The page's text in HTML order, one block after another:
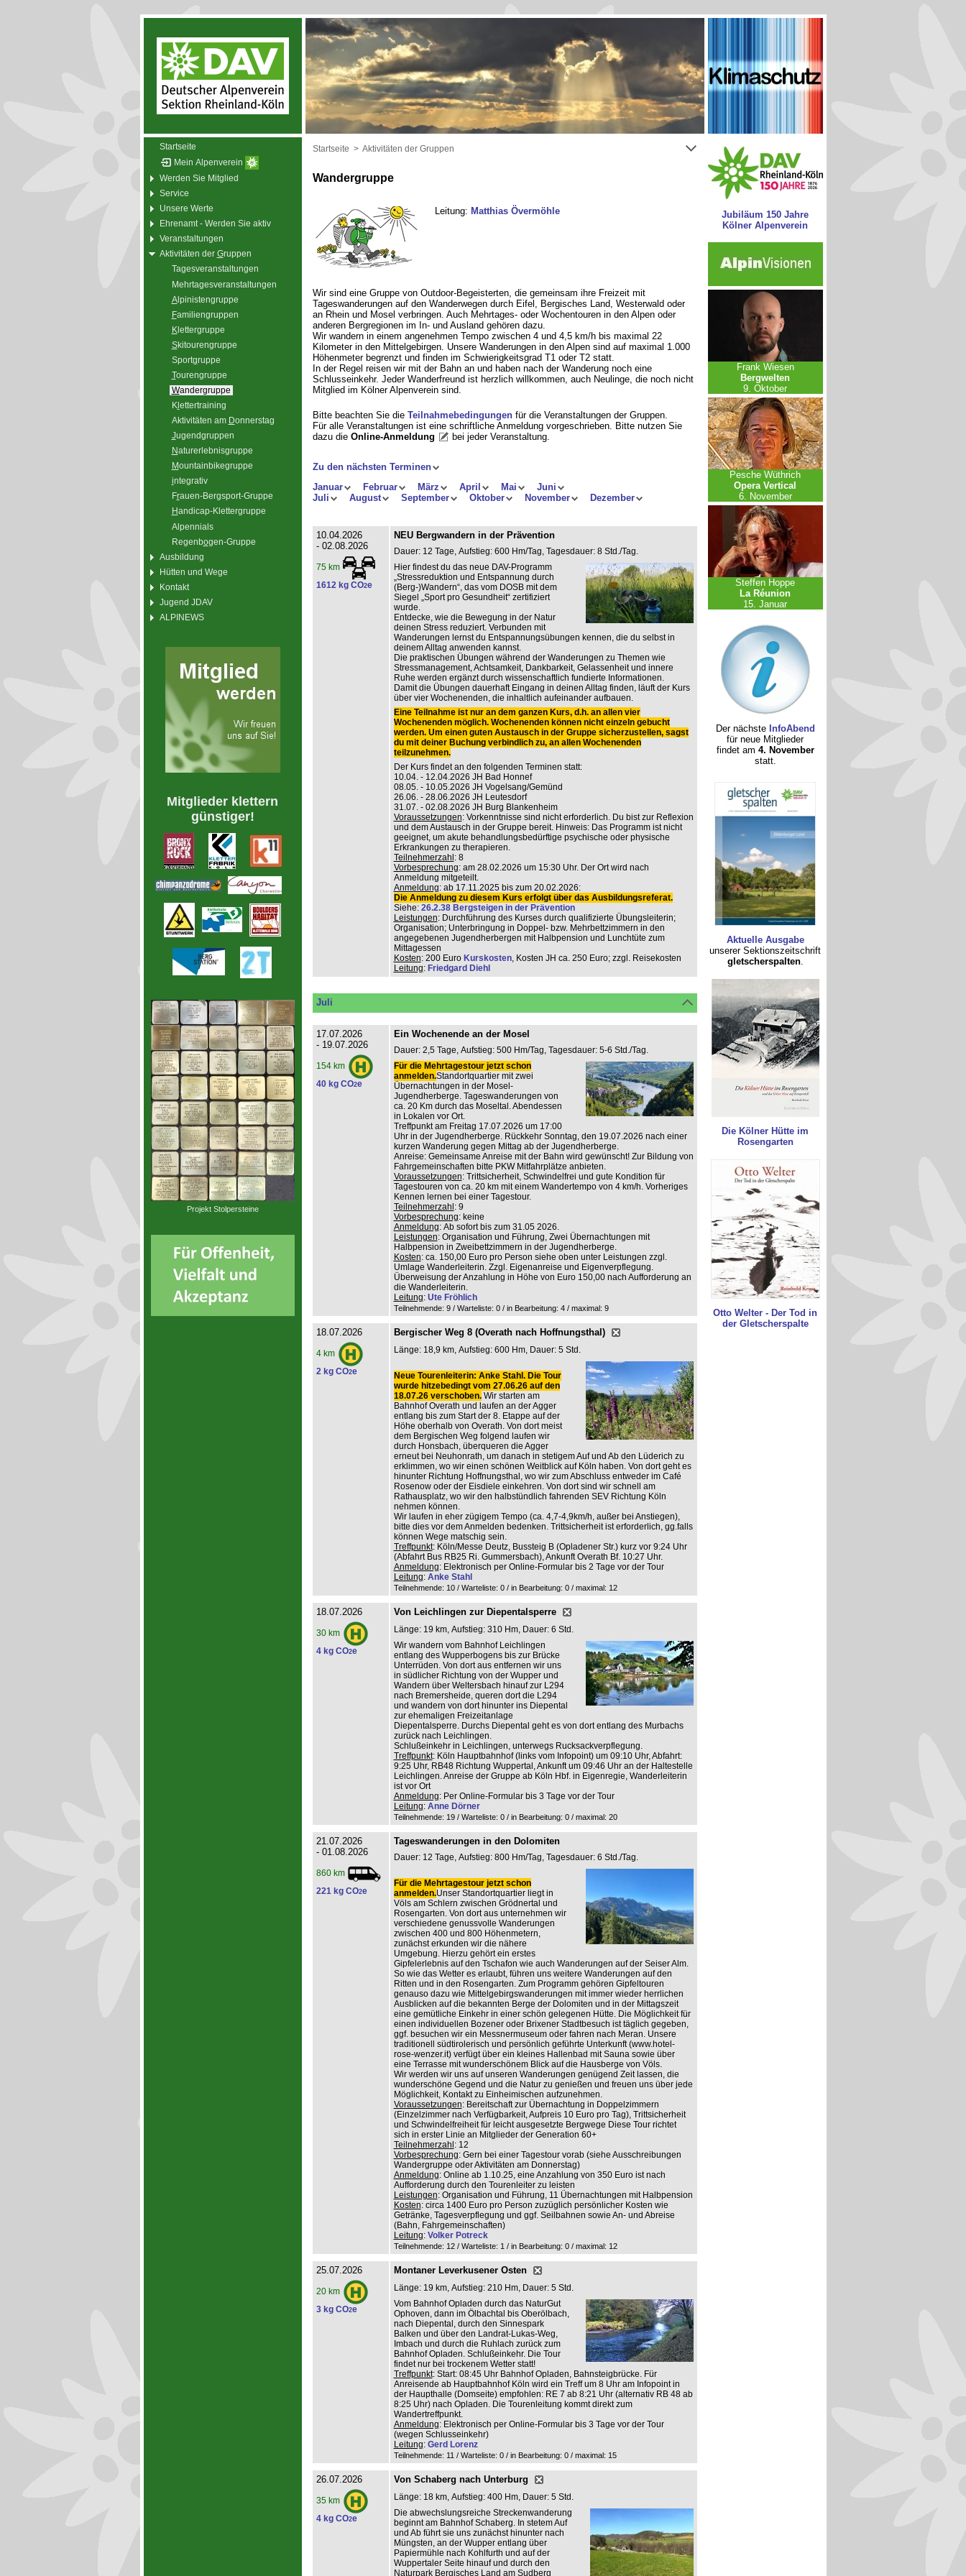
Startseite
Mein Alpenverein
Werden Sie Mitglied
Service
Unsere Werte
Ehrenamt - Werden Sie aktiv
Veranstaltungen
Aktivitäten der Gruppen
Tagesveranstaltungen
Mehrtagesveranstaltungen
Alpinistengruppe
Familiengruppen
Klettergruppe
Skitourengruppe
Sportgruppe
Tourengruppe
Wandergruppe
Kl ettertraining
Aktivitäten am Donnerstag
Jugendgruppen
Naturerlebnisgruppe
Mountainbikegruppe
integrativ
Frauen-Bergsport-Gruppe
Handicap-Klettergruppe
Alpennials
Regenbogen-Gruppe
Ausbildung
Hütten und Wege
Kontakt
Jugend JDAV
ALPINEWS
Mitglieder klettern
günstiger!
Projekt Stolpersteine
Startseite > Aktivitäten der Gruppen
Wandergruppe
Leitung: Matthias Övermöhle
Wir sind eine Gruppe von Outdoor-Begeisterten, die gemeinsam ihre Freizeit mit
Tageswanderungen auf den Wanderwegen durch Eifel, Bergisches Land, Westerwald oder
an Rhein und Mosel verbringen. Auch Mehrtages- oder Wochentouren in den Alpen oder
anderen Bergregionen im In- und Ausland gehören dazu.
Wir wandern in einem angenehmen Tempo zwischen 4 und 4,5 km/h bis maximal 22
Kilometer in den Mittelgebirgen. Unsere Wanderungen in den Alpen sind auf maximal 1.000
Höhenmeter begrenzt und finden im Schwierigkeitsgrad T1 oder T2 statt.
In der Regel reisen wir mit der Bahn an und haben nach der Wanderung noch eine
Schlusseinkehr. Jeder Wanderfreund ist herzlich willkommen, auch Neulinge, die noch nicht
Mitglied im Kölner Alpenverein sind.
Bitte beachten Sie die Teilnahmebedingungenfür die Veranstaltungen der Gruppen.
Für alle Veranstaltungen ist eine schriftliche Anmeldung vorgeschrieben. Bitte nutzen Sie
dazu die Online-Anmeldung bei jeder Veranstaltung.
Zu den nächsten Terminen
Januar
Februar März April Mai
Juni
Juli
August September Oktober November Dezember
10.04.2026
- 02.08.2026
75 km
1612 kg CO2e
NEU Bergwandern in der Prävention
Dauer: 12 Tage, Aufstieg: 600 Hm/Tag, Tagesdauer: 8 Std./Tag.
Hier findest du das neue DAV-Programm
„Stressreduktion und Entspannung durch
(Berg-)Wandern“, das vom DOSB mit dem
Siegel „Sport pro Gesundheit“ zertifiziert
wurde.
Entdecke, wie die Bewegung in der Natur
deinen Stress reduziert. Verbunden mit
Wanderungen lernst du Entspannungsübungen kennen, die du selbst in
deinem Alltag anwenden kannst.
Die praktischen Übungen während der Wanderungen zu Themen wie
Stressmanagement, Achtsamkeit, Dankbarkeit, Gelassenheit und innere
Ruhe werden ergänzt durch wissenschaftlich fundierte Informationen.
Damit die Übungen dauerhaft Eingang in deinen Alltag finden, läuft der Kurs
über vier Wochenenden, die inhaltlich aufeinander aufbauen.
Eine Teilnahme ist nur an dem ganzen Kurs, d.h. an allen vier
Wochenenden möglich. Wochenenden können nicht einzeln gebucht
werden. Um einen guten Austausch in der Gruppe sicherzustellen, sagst
du mit deiner Buchung verbindlich zu, an allen Wochenenden
teilzunehmen.
Der Kurs findet an den folgenden Terminen statt:
10.04. - 12.04.2026 JH Bad Honnef
08.05. - 10.05.2026 JH Vogelsang/Gemünd
26.06. - 28.06.2026 JH Leutesdorf
31.07. - 02.08.2026 JH Burg Blankenheim
Voraussetzungen: Vorkenntnisse sind nicht erforderlich. Du bist zur Reflexion
und dem Austausch in der Gruppe bereit. Hinweis: Das Programm ist nicht
geeignet, um akute behandlungsbedürftige psychische oder physische
Erkrankungen zu therapieren.
Teilnehmerzahl : 8
Vorbesprechung: am 28.02.2026 um 15:30 Uhr. Der Ort wird nach
Anmeldung mitgeteilt.
Anmeldung: ab 17.11.2025 bis zum 20.02.2026:
Die Anmeldung zu diesem Kurs erfolgt über das Ausbildungsreferat.
Siehe: 26.2.38 Bergsteigen in der Prävention
Leistungen: Durchführung des Kurses durch qualifizierte Übungsleiterin;
Organisation; Unterbringung in Doppel- bzw. Mehrbettzimmern in den
angegebenen Jugendherbergen mit Halbpension und Lunchtüte zum
Mittagessen
Kosten: 200 Euro Kurskosten, Kosten JH ca. 250 Euro; zzgl. Reisekosten
Leitung: Friedgard Diehl
Juli
17.07.2026
- 19.07.2026
154 km
40 kg CO2e
Ein Wochenende an der Mosel
Dauer: 2,5 Tage, Aufstieg: 500 Hm/Tag, Tagesdauer: 5-6 Std./Tag.
Für die Mehrtagestour jetzt schon
anmelden.Standortquartier mit zwei
Übernachtungen in der Mosel-
Jugendherberge. Tageswanderungen von
ca. 20 Km durch das Moseltal. Abendessen
in Lokalen vor Ort.
Treffpunkt am Freitag 17.07.2026 um 17:00
Uhr in der Jugendherberge. Rückkehr Sonntag, den 19.07.2026 nach einer
kurzen Wanderung gegen Mittag ab der Jugendherberge.
Anreise: Gemeinsame Anreise mit der Bahn wird gewünscht! Zur Bildung von
Fahrgemeinschaften bitte PKW Mitfahrplätze anbieten.
Voraussetzungen: Trittsicherheit, Schwindelfrei und gute Kondition für
Tagestouren von ca. 20 km mit einem Wandertempo von 4 km/h. Vorheriges
Kennen lernen bei einer Tagestour.
Teilnehmerzahl : 9
Vorbesprechung: keine
Anmeldung: Ab sofort bis zum 31.05 2026.
Leistungen: Organisation und Führung, Zwei Übernachtungen mit
Halbpension in Zweibettzimmern in der Jugendherberge.
Kosten: ca. 150,00 Euro pro Person siehe oben unter Leistungen zzgl.
Umlage Wanderleiterin. Zzgl. Eigenanreise und Eigenverpflegung.
Überweisung der Anzahlung in Höhe von Euro 150,00 nach Aufforderung an
die Wanderleiterin.
Leitung: Ute Fröhlich
Teilnehmende: 9 / Warteliste: 0 / in Bearbeitung: 4 / maximal: 9
18.07.2026
4 km
2 kg CO2e
Bergischer Weg 8 (Overath nach Hoffnungsthal)
Länge: 18,9 km, Aufstieg: 600 Hm, Dauer: 5 Std.
Neue Tourenleiterin: Anke Stahl. Die Tour
wurde hitzebedingt vom 27.06.26 auf den
18.07.26 verschoben.Wir starten am
Bahnhof Overath und laufen an der Agger
entlang bis zum Start der 8. Etappe auf der
Höhe oberhalb von Overath. Von dort meist
dem Bergischen Weg folgend laufen wir
durch Honsbach, überqueren die Agger
erneut bei Neuhonrath, um danach in stetigem Auf und Ab den Lüderich zu
erklimmen, wo wir einen schönen Weitblick auf Köln haben. Von dort geht es
hinunter Richtung Hoffnungsthal, wo wir zum Abschluss entweder im Café
Rosenow oder der Eisdiele einkehren. Von dort sind wir schnell am
Rathausplatz, wo wir den halbstündlich fahrenden SEV Richtung Köln
nehmen können.
Wir laufen in eher zügigem Tempo (ca. 4,7-4,9km/h, außer bei Anstiegen),
bitte dies vor dem Anmelden bedenken. Trittsicherheit ist erforderlich, gg.falls
können Wege matschig sein.
Treffpunkt: Köln/Messe Deutz, Bussteig B (Opladener Str.) kurz vor 9:24 Uhr
(Abfahrt Bus RB25 Ri. Gummersbach), Ankunft Overath Bf. 10:27 Uhr.
Anmeldung: Elektronisch per Online-Formular bis 2 Tage vor der Tour
Leitung: Anke Stahl
Teilnehmende: 10 / Warteliste: 0 / in Bearbeitung: 0 / maximal: 12
18.07.2026
30 km
4 kg CO2e
Von Leichlingen zur Diepentalsperre
Länge: 19 km, Aufstieg: 310 Hm, Dauer: 6 Std.
Wir wandern vom Bahnhof Leichlingen
entlang des Wupperbogens bis zur Brücke
Unterrüden. Von dort aus entfernen wir uns
in südlicher Richtung von der Wupper und
Wandern über Weltersbach hinauf zur L294
nach Bremersheide, queren dort die L294
und wandern von dort hinunter ins Diepental
zur ehemaligen Freizeitanlage
Diepentalsperre. Durchs Diepental geht es von dort entlang des Murbachs
zurück nach Leichlingen.
Schlußeinkehr in Leichlingen, unterwegs Rucksackverpflegung.
Treffpunkt: Köln Hauptbahnhof (links vom Infopoint) um 09:10 Uhr, Abfahrt:
9:25 Uhr, RB48 Richtung Wuppertal, Ankunft um 09:46 Uhr an der Haltestelle
Leichlingen. Anreise der Gruppe ab Köln Hbf. in Eigenregie, Wanderleiterin
ist vor Ort
Anmeldung: Per Online-Formular bis 3 Tage vor der Tour
Leitung: Anne Dörner
Teilnehmende: 19 / Warteliste: 0 / in Bearbeitung: 0 / maximal: 20
21.07.2026
- 01.08.2026
860 km
221 kg CO2e
Tageswanderungen in den Dolomiten
Dauer: 12 Tage, Aufstieg: 800 Hm/Tag, Tagesdauer: 6 Std./Tag.
Für die Mehrtagestour jetzt schon
anmelden.Unser Standortquartier liegt in
Völs am Schlern zwischen Grödnertal und
Rosengarten. Von dort aus unternehmen wir
verschiedene genussvolle Wanderungen
zwischen 400 und 800 Höhenmetern,
zunächst erkunden wir die nähere
Umgebung. Hierzu gehört ein erstes
Gipfelerlebnis auf den Tschafon wie auch Wanderungen auf der Seiser Alm.
So wie das Wetter es erlaubt, führen uns weitere Wanderungen auf den
Ritten und in den Rosengarten. Zum Programm gehören Gipfeltouren
genauso dazu wie Mittelgebirgswanderungen mit immer wieder herrlichen
Ausblicken auf die bekannten Berge der Dolomiten und in der Mittagszeit
eine gemütliche Einkehr in einer schön gelegenen Hütte. Die Möglichkeit für
einen individuellen Bozener oder Brixener Stadtbesuch ist täglich gegeben,
ggf. besuchen wir ein Messnermuseum oder fahren nach Meran. Unsere
traditionell südtirolerisch und persönlich geführte Unterkunft (www.hotel-
rose-wenzer.it) verfügt über ein kleines Hallenbad mit Sauna sowie über
eine Terrasse mit wunderschönem Blick auf die Hausberge von Völs.
Wir werden wir uns auf unseren Wanderungen genügend Zeit lassen, die
wunderschöne Gegend und die Natur zu genießen und freuen uns über jede
Möglichkeit, Kontakt zu Einheimischen aufzunehmen.
Voraussetzungen: Bereitschaft zur Übernachtung in Doppelzimmern
(Einzelzimmer nach Verfügbarkeit, Aufpreis 10 Euro pro Tag), Trittsicherheit
und Schwindelfreiheit für leicht ausgesetzte Bergwege Diese Tour richtet
sich in erster Linie an Mitglieder der Generation 60+
Teilnehmerzahl : 12
Vorbesprechung: Gern bei einer Tagestour vorab (siehe Ausschreibungen
Wandergruppe oder Aktivitäten am Donnerstag)
Anmeldung: Online ab 1.10.25, eine Anzahlung von 350 Euro ist nach
Aufforderung durch den Tourenleiter zu leisten
Leistungen: Organisation und Führung, 11 Übernachtungen mit Halbpension
Kosten: circa 1400 Euro pro Person zuzüglich persönlicher Kosten wie
Getränke, Tagesverpflegung und ggf. Seilbahnen sowie An- und Abreise
(Bahn, Fahrgemeinschaften)
Leitung: Volker Potreck
Teilnehmende: 12 / Warteliste: 1 / in Bearbeitung: 0 / maximal: 12
25.07.2026
20 km
3 kg CO2e
Montaner Leverkusener Osten
Länge: 19 km, Aufstieg: 210 Hm, Dauer: 5 Std.
Vom Bahnhof Opladen durch das NaturGut
Ophoven, dann im Ölbachtal bis Oberölbach,
nach Diepental, durch den Sinnespark
Balken und über den Landrat-Lukas-Weg,
Imbach und durch die Ruhlach zurück zum
Bahnhof Opladen. Schlußeinkehr. Die Tour
findet nur bei trockenem Wetter statt!
Treffpunkt: Start: 08:45 Uhr Bahnhof Opladen, Bahnsteigbrücke. Für
Anreisende ab Hauptbahnhof Köln wird ein Treff um 8 Uhr am Infopoint in
der Haupthalle (Domseite) empfohlen: RE 7 ab 8:21 Uhr (alternativ RB 48 ab
8:25 Uhr) nach Opladen. Die Tourenleitung kommt direkt zum
Wandertreffpunkt.
Anmeldung: Elektronisch per Online-Formular bis 3 Tage vor der Tour
(wegen Schlusseinkehr)
Leitung: Gerd Lorenz
Teilnehmende: 11 / Warteliste: 0 / in Bearbeitung: 0 / maximal: 15
26.07.2026
35 km
4 kg CO2e
Von Schaberg nach Unterburg
Länge: 18 km, Aufstieg: 400 Hm, Dauer: 5 Std.
Die abwechslungsreiche Streckenwanderung
beginnt am Bahnhof Schaberg. In stetem Auf
und Ab führt sie uns zunächst hinunter nach
Müngsten, an der Wupper entlang über
Papiermühle nach Kohlfurth und auf der
Wuppertaler Seite hinauf und durch den
Naturpark Bergisches Land am Sudberg
Jubiläum 150 Jahre
Kölner Alpenverein
Frank Wiesen
Bergwelten
9. Oktober
Pesche Wüthrich
Opera Vertical
6. November
Steffen Hoppe
La Réunion
15. Januar
Der nächste InfoAbend
für neue Mitglieder
findet am 4. November
statt.
Aktuelle Ausgabe
unserer Sektionszeitschrift
gletscherspalten.
Die Kölner Hütte im
Rosengarten
Otto Welter - Der Tod in
der Gletscherspalte